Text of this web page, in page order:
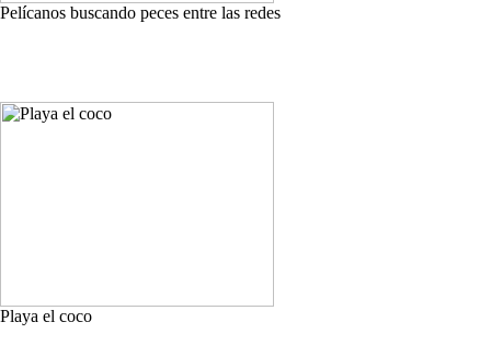
Pelícanos buscando peces entre las redes
Playa el coco